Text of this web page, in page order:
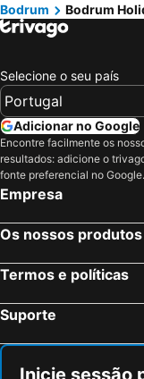
Bodrum
Bodrum
Selecione o seu país
Adicionar no Google
Encontre facilmente os
resultados: adicione o
fonte preferencial no Google.
Empresa
Os nossos produtos
Termos e políticas
Suporte